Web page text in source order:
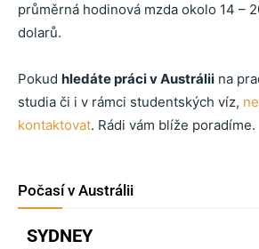
průměrná hodinová mzda okolo 14 –
dolarů.
Pokud hledáte práci v Austrálii na
studia či i v rámci studentských víz,
kontaktovat. Rádi vám blíže poradíme.
Počasí v Austrálii
SYDNEY